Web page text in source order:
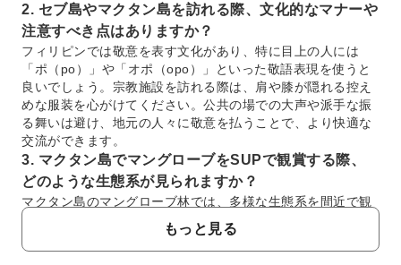
2. セブ島やマクタン島を訪れる際、文化的なマナーや
注意すべき点はありますか？
フィリピンでは敬意を表す文化があり、特に目上の人には
「ポ（po）」や「オポ（opo）」といった敬語表現を使うと
良いでしょう。宗教施設を訪れる際は、肩や膝が隠れる控え
めな服装を心がけてください。公共の場での大声や派手な振
る舞いは避け、地元の人々に敬意を払うことで、より快適な
交流ができます。
3. マクタン島でマングローブをSUPで観賞する際、
どのような生態系が見られますか？
マクタン島のマングローブ林では、多様な生態系を間近で観
察できます。SUPで水上を進むと、特有の根を持つマングロ
ーブの植物群、その根の間に生息するさまざまな種類の小
魚、カニ、貝類などを見つけることができるでしょう。運が
もっと見る